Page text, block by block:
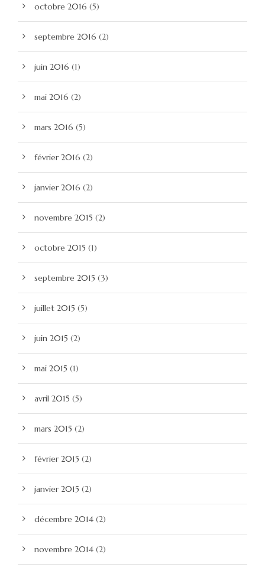
octobre 2016 (5)
septembre 2016 (2)
juin 2016 (1)
mai 2016 (2)
mars 2016 (5)
février 2016 (2)
janvier 2016 (2)
novembre 2015 (2)
octobre 2015 (1)
septembre 2015 (3)
juillet 2015 (5)
juin 2015 (2)
mai 2015 (1)
avril 2015 (5)
mars 2015 (2)
février 2015 (2)
janvier 2015 (2)
décembre 2014 (2)
novembre 2014 (2)